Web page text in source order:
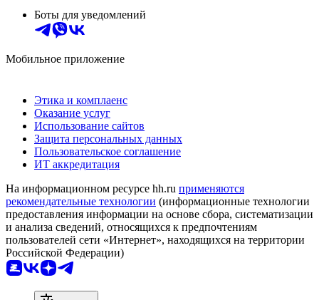
Боты для уведомлений
Мобильное приложение
Этика и комплаенс
Оказание услуг
Использование сайтов
Защита персональных данных
Пользовательское соглашение
ИТ аккредитация
На информационном ресурсе hh.ru применяются
рекомендательные технологии (информационные технологии
предоставления информации на основе сбора, систематизации
и анализа сведений, относящихся к предпочтениям
пользователей сети «Интернет», находящихся на территории
Российской Федерации)